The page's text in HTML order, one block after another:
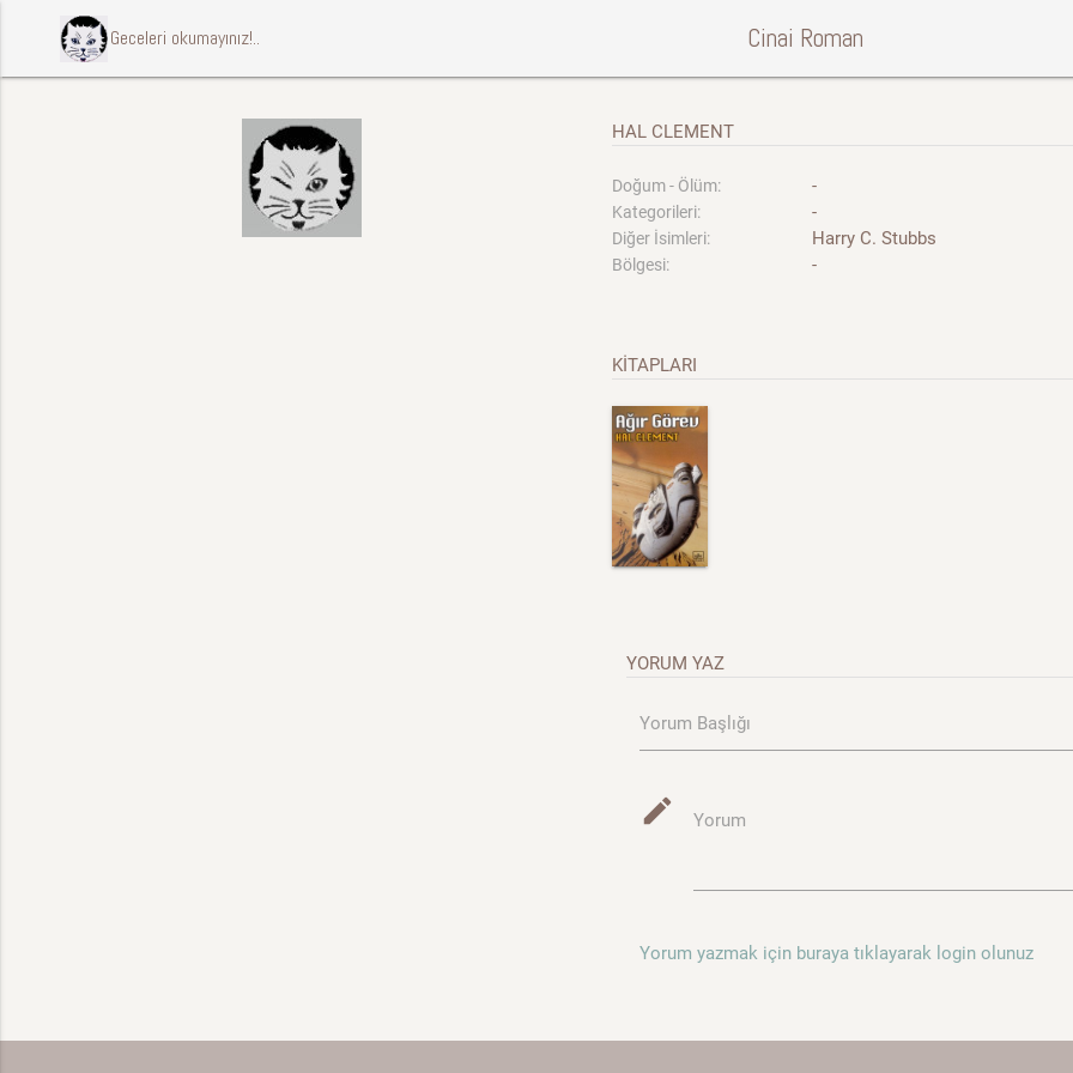
ccccci Geceleri okumayınız!.. Cinai Roman
HAL CLEMENT
Doğum - Ölüm: -
Kategorileri: -
Diğer İsimleri: Harry C. Stubbs
Bölgesi: -
KİTAPLARI
YORUM YAZ
Yorum Başlığı
mode_edit Yorum
Yorum yazmak için buraya tıklayarak login olunuz